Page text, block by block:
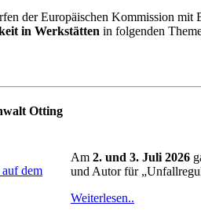
der Europäischen Kommission mit
in Werkstätten in folgenden
Otting
Am 2. und 3. Juli 2026
und Autor für
Weiterlesen..